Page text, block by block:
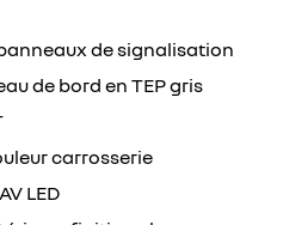
de signalisation
de bord en TEP gris
carrosserie
LED